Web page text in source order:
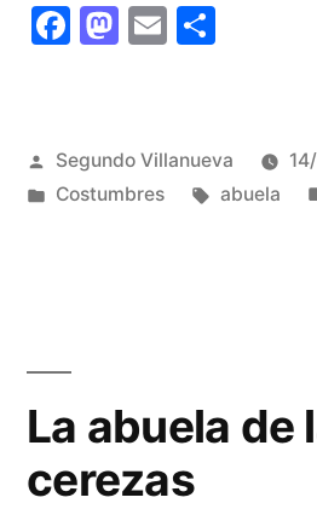
Facebook
Mastodon
Email
Publicado
por
Segundo Villanueva
Publicado
Costumbres Tags:
abuela
La abuela de
cerezas